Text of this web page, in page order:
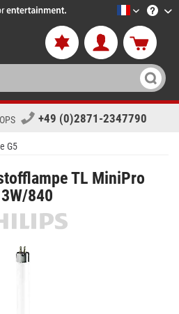
LTT-
+49 (0)2871-2347790
G5
TL MiniPro
840